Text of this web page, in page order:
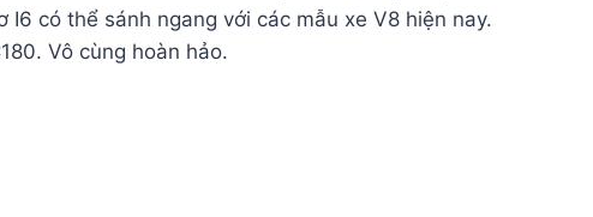
có thể sánh ngang với các mẫu xe V8 hiện nay.
Vô cùng hoàn hảo.